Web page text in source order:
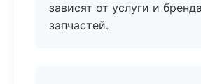
зависят от услуги и бренда
запчастей.